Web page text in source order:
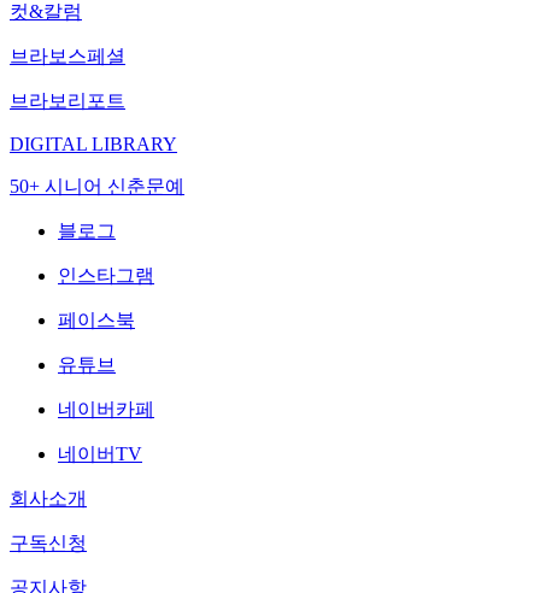
컷&칼럼
브라보스페셜
브라보리포트
DIGITAL LIBRARY
50+ 시니어 신춘문예
블로그
인스타그램
페이스북
유튜브
네이버카페
네이버TV
회사소개
구독신청
공지사항